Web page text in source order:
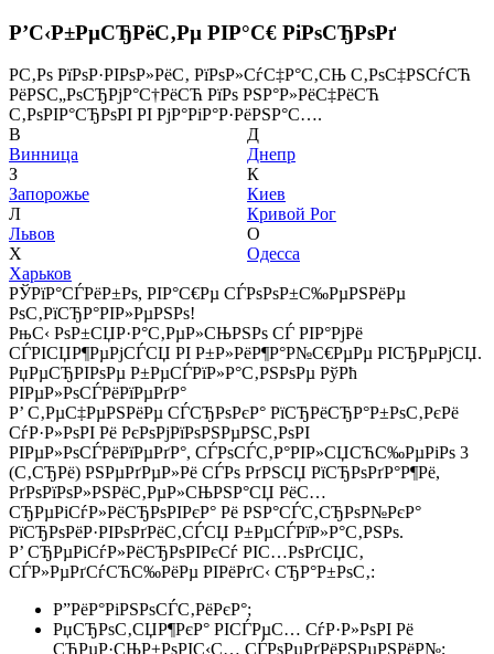
Р’С‹Р±РµСЂРёС‚Рµ РІР°С€ РіРѕСЂРѕРґ
Р­С‚Рѕ РїРѕР·РІРѕР»РёС‚ РїРѕР»СѓС‡Р°С‚СЊ С‚РѕС‡РЅСѓСЋ
РёРЅС„РѕСЂРјР°С†РёСЋ РїРѕ РЅР°Р»РёС‡РёСЋ
С‚РѕРІР°СЂРѕРІ РІ РјР°РіР°Р·РёРЅР°С….
В
Винница
З
Запорожье
Л
Львов
Х
Харьков
Д
Днепр
К
Киев
Кривой Рог
О
Одесса
РЎРїР°СЃРёР±Рѕ, РІР°С€Рµ СЃРѕРѕР±С‰РµРЅРёРµ
РѕС‚РїСЂР°РІР»РµРЅРѕ!
РњС‹ РѕР±СЏР·Р°С‚РµР»СЊРЅРѕ СЃ РІР°РјРё
СЃРІСЏР¶РµРјСЃСЏ РІ Р±Р»РёР¶Р°Р№С€РµРµ РІСЂРµРјСЏ.
РџРµСЂРІРѕРµ Р±РµСЃРїР»Р°С‚РЅРѕРµ РўРћ
РІРµР»РѕСЃРёРїРµРґР°
Р’ С‚РµС‡РµРЅРёРµ СЃСЂРѕРєР° РїСЂРёСЂР°Р±РѕС‚РєРё
СѓР·Р»РѕРІ Рё РєРѕРјРїРѕРЅРµРЅС‚РѕРІ
РІРµР»РѕСЃРёРїРµРґР°, СЃРѕСЃС‚Р°РІР»СЏСЋС‰РµРіРѕ 3
(С‚СЂРё) РЅРµРґРµР»Рё СЃРѕ РґРЅСЏ РїСЂРѕРґР°Р¶Рё,
РґРѕРїРѕР»РЅРёС‚РµР»СЊРЅР°СЏ РёС…
СЂРµРіСѓР»РёСЂРѕРІРєР° Рё РЅР°СЃС‚СЂРѕР№РєР°
РїСЂРѕРёР·РІРѕРґРёС‚СЃСЏ Р±РµСЃРїР»Р°С‚РЅРѕ.
Р’ СЂРµРіСѓР»РёСЂРѕРІРєСѓ РІС…РѕРґСЏС‚
СЃР»РµРґСѓСЋС‰РёРµ РІРёРґС‹ СЂР°Р±РѕС‚:
Р”РёР°РіРЅРѕСЃС‚РёРєР°;
РџСЂРѕС‚СЏР¶РєР° РІСЃРµС… СѓР·Р»РѕРІ Рё
СЂРµР·СЊР±РѕРІС‹С… СЃРѕРµРґРёРЅРµРЅРёР№;